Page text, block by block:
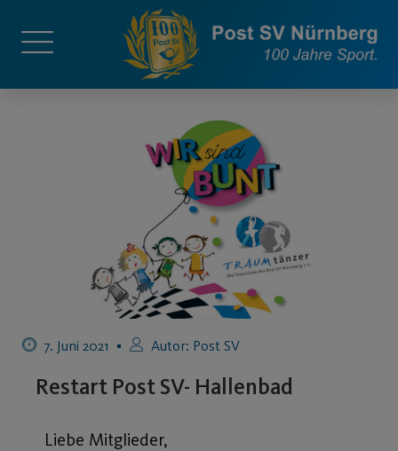
7. Juni 2021 Autor: Post SV
Restart Post SV- Hallenbad
Liebe Mitglieder,